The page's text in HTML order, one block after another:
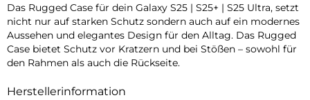
Das Rugged Case für dein Galaxy S25 | S25+ | S25 Ultra, setzt
nicht nur auf starken Schutz sondern auch auf ein modernes
Aussehen und elegantes Design für den Alltag. Das Rugged
Case bietet Schutz vor Kratzern und bei Stößen – sowohl für
den Rahmen als auch die Rückseite.
Herstellerinformation